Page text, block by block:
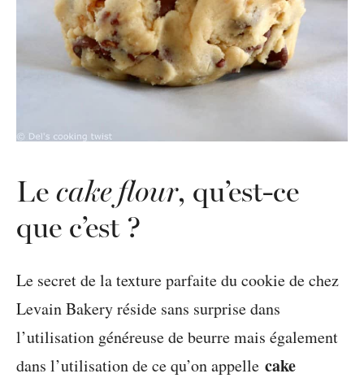
Le cake flour, qu’est-ce
que c’est ?
Le secret de la texture parfaite du cookie de chez
Levain Bakery réside sans surprise dans
l’utilisation généreuse de beurre mais également
dans l’utilisation de ce qu’on appelle cake